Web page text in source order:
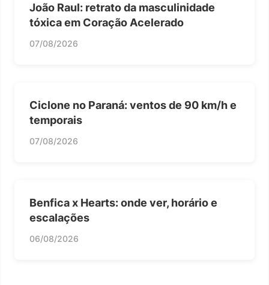
João Raul: retrato da masculinidade
tóxica em Coração Acelerado
07/08/2026
Ciclone no Paraná: ventos de 90 km/h e
temporais
07/08/2026
Benfica x Hearts: onde ver, horário e
escalações
06/08/2026